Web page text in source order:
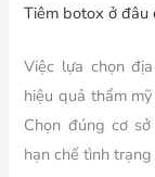
Tiêm botox ở đâu
Việc lựa chọn
hiệu quả thẩm
Chọn đúng cơ
hạn chế tình